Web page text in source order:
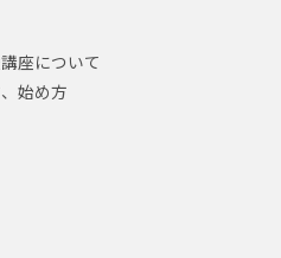
座について
始め方